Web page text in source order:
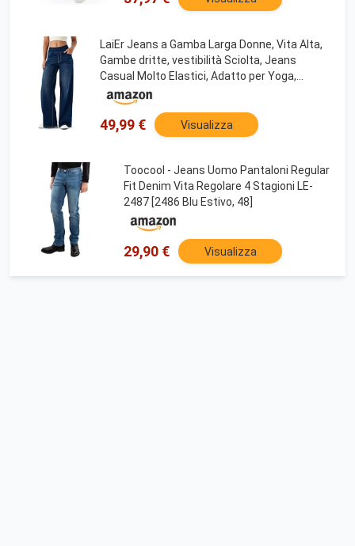
LaiEr Jeans a Gamba Larga Donne, Vita Alta,
Gambe dritte, vestibilità Sciolta, Jeans
Casual Molto Elastici, Adatto per Yoga,
Fitness e Sport di Tempo Libero.(Blu Scuro
Nostalgico,XL)
49,99 € Visualizza
Toocool - Jeans Uomo Pantaloni Regular
Fit Denim Vita Regolare 4 Stagioni LE-
2487 [2486 Blu Estivo, 48]
29,90 € Visualizza